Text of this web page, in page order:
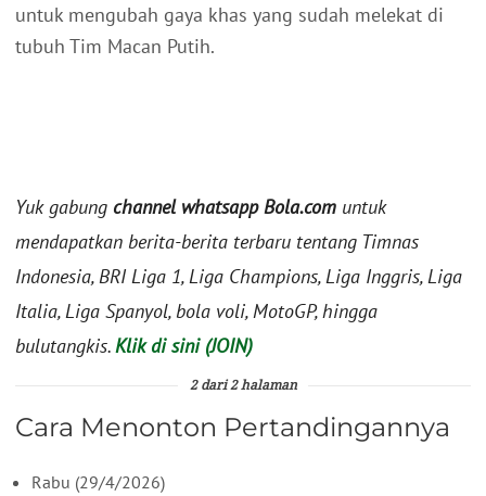
untuk mengubah gaya khas yang sudah melekat di
tubuh Tim Macan Putih.
Yuk gabung channel whatsapp Bola.com untuk
mendapatkan berita-berita terbaru tentang Timnas
Indonesia, BRI Liga 1, Liga Champions, Liga Inggris, Liga
Italia, Liga Spanyol, bola voli, MotoGP, hingga
bulutangkis.Klik di sini (JOIN)
2 dari 2 halaman
Cara Menonton Pertandingannya
Rabu (29/4/2026)